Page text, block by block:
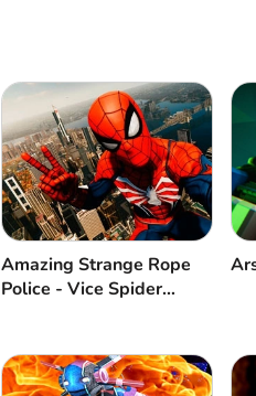
Amazing Strange Rope
Police - Vice Spider